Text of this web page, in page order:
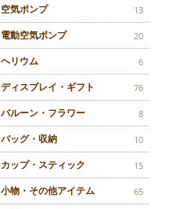
空気ポンプ 13
電動空気ポンプ 20
ヘリウム 6
ディスプレイ・ギフト 76
バルーン・フラワー 8
バッグ・収納 10
カップ・スティック 15
小物・その他アイテム 65